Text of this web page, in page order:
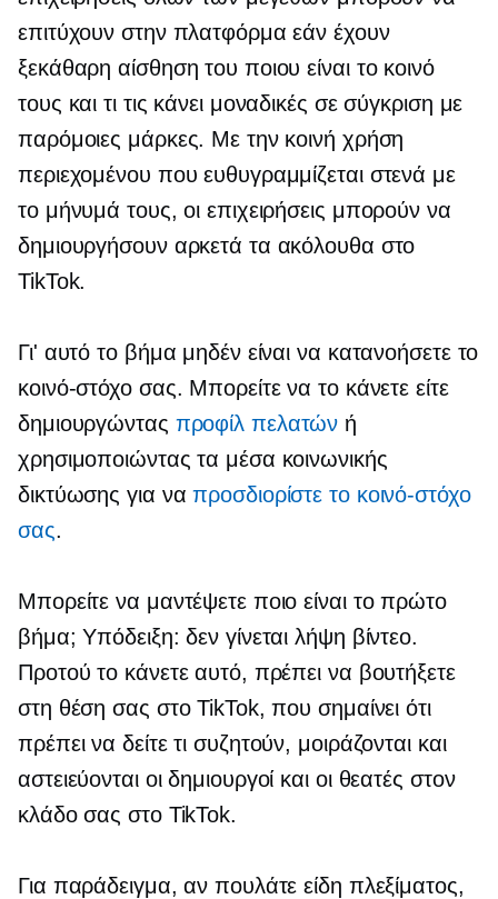
επιτύχουν στην πλατφόρμα εάν έχουν
ξεκάθαρη αίσθηση του ποιου είναι το κοινό
τους και τι τις κάνει μοναδικές σε σύγκριση με
παρόμοιες μάρκες. Με την κοινή χρήση
περιεχομένου που ευθυγραμμίζεται στενά με
το μήνυμά τους, οι επιχειρήσεις μπορούν να
δημιουργήσουν αρκετά τα ακόλουθα στο
TikTok.
Γι' αυτό το βήμα μηδέν είναι να κατανοήσετε το
κοινό-στόχο σας. Μπορείτε να το κάνετε είτε
δημιουργώντας προφίλ πελατών ή
χρησιμοποιώντας τα μέσα κοινωνικής
δικτύωσης για ναπροσδιορίστε το κοινό-στόχο
σας.
Μπορείτε να μαντέψετε ποιο είναι το πρώτο
βήμα; Υπόδειξη: δεν γίνεται λήψη βίντεο.
Προτού το κάνετε αυτό, πρέπει να βουτήξετε
στη θέση σας στο TikTok, που σημαίνει ότι
πρέπει να δείτε τι συζητούν, μοιράζονται και
αστειεύονται οι δημιουργοί και οι θεατές στον
κλάδο σας στο TikTok.
Για παράδειγμα, αν πουλάτε είδη πλεξίματος,